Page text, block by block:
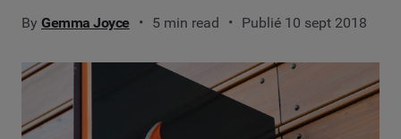
By Gemma Joyce 5 min read Publié 10 sept 2018